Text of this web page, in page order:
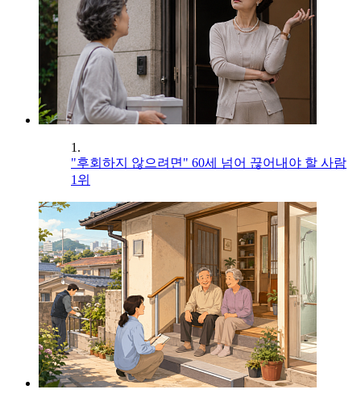
1.
"후회하지 않으려면" 60세 넘어 끊어내야 할 사람
1위